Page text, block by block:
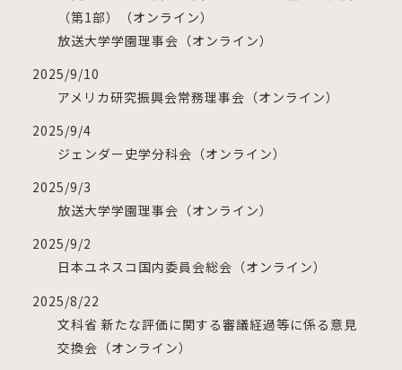
（第1部）（オンライン）
放送大学学園理事会（オンライン）
2025/9/10
アメリカ研究振興会常務理事会（オンライン）
2025/9/4
ジェンダー史学分科会（オンライン）
2025/9/3
放送大学学園理事会（オンライン）
2025/9/2
日本ユネスコ国内委員会総会（オンライン）
2025/8/22
文科省 新たな評価に関する審議経過等に係る意見
交換会（オンライン）